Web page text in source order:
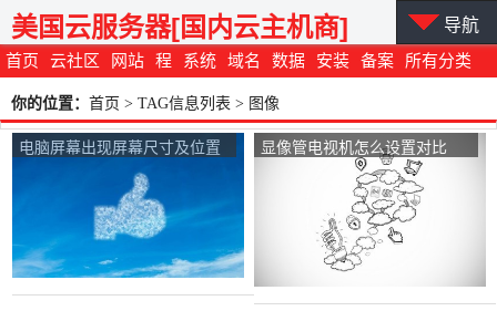
首页 云社区 网站 程 系统 域名 数据 安装 备案 所有分类
美国云服务器[国内云主机商] 导航
你的位置： 首页 > TAG信息列表 > 图像
电脑屏幕出现屏幕尺寸及位置
显像管电视机怎么设置对比
度、锐度等，图像才能呈现最